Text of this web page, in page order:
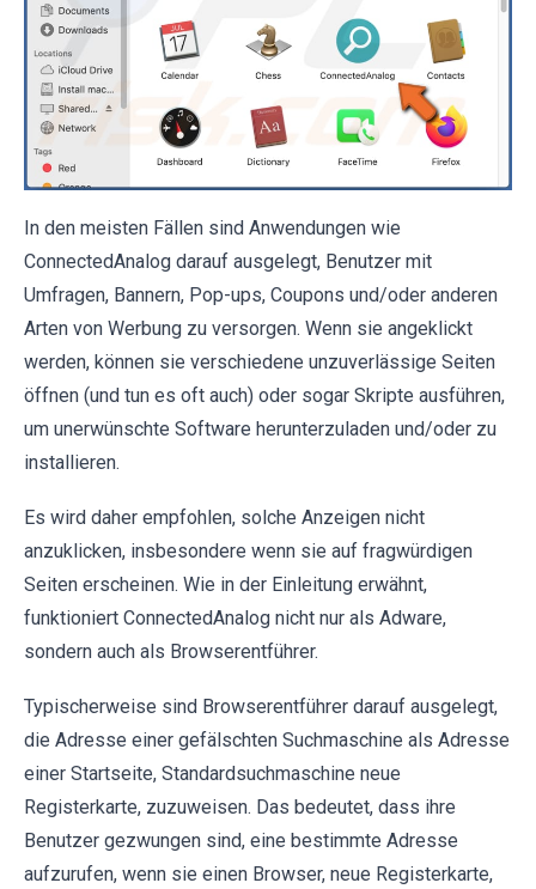
In den meisten Fällen sind Anwendungen wie
ConnectedAnalog darauf ausgelegt, Benutzer mit
Umfragen, Bannern, Pop-ups, Coupons und/oder anderen
Arten von Werbung zu versorgen. Wenn sie angeklickt
werden, können sie verschiedene unzuverlässige Seiten
öffnen (und tun es oft auch) oder sogar Skripte ausführen,
um unerwünschte Software herunterzuladen und/oder zu
installieren.
Es wird daher empfohlen, solche Anzeigen nicht
anzuklicken, insbesondere wenn sie auf fragwürdigen
Seiten erscheinen. Wie in der Einleitung erwähnt,
funktioniert ConnectedAnalog nicht nur als Adware,
sondern auch als Browserentführer.
Typischerweise sind Browserentführer darauf ausgelegt,
die Adresse einer gefälschten Suchmaschine als Adresse
einer Startseite, Standardsuchmaschine neue
Registerkarte, zuzuweisen. Das bedeutet, dass ihre
Benutzer gezwungen sind, eine bestimmte Adresse
aufzurufen, wenn sie einen Browser, neue Registerkarte,